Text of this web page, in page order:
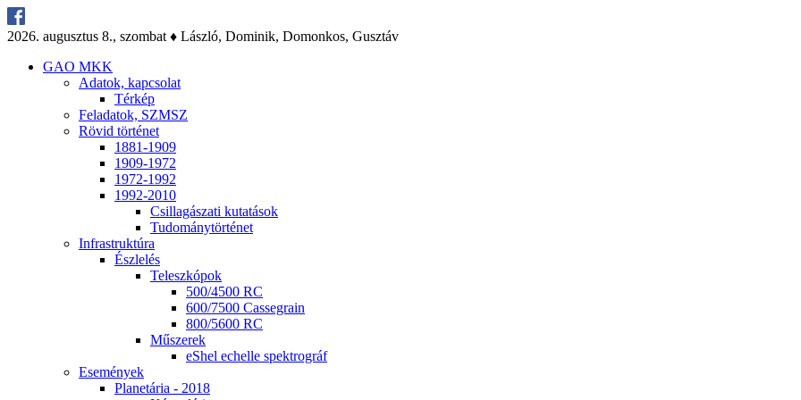
2026. au­gusz­tus 8., szom­bat ♦ Lász­ló, Do­mi­nik, Do­mon­kos, Gusz­táv
GAO MKK
Ada­tok, kap­cso­lat
Tér­kép
Fel­ada­tok, SZMSZ
Rö­vid tör­té­net
1881-1909
1909-1972
1972-1992
1992-2010
Csil­la­gá­sza­ti ku­ta­tá­sok
Tu­do­mány­tör­té­net
Inf­ra­struk­tú­ra
Ész­le­lés
Te­lesz­kó­pok
500/4500 RC
600/7500 Cas­seg­ra­in
800/5600 RC
Mű­sze­rek
eS­hel echel­le spekt­ro­gráf
Ese­mé­nyek
Pla­ne­tá­ria - 2018